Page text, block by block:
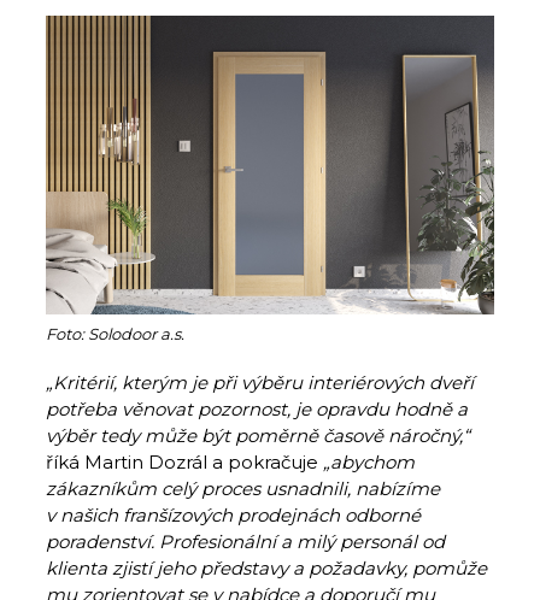
Foto: Solodoor a.s.
„Kritérií, kterým je při výběru interiérových dveří
potřeba věnovat pozornost, je opravdu hodně a
výběr tedy může být poměrně časově náročný,“
říká Martin Dozrál a pokračuje „abychom
zákazníkům celý proces usnadnili, nabízíme
v našich franšízových prodejnách odborné
poradenství. Profesionální a milý personál od
klienta zjistí jeho představy a požadavky, pomůže
mu zorientovat se v nabídce a doporučí mu